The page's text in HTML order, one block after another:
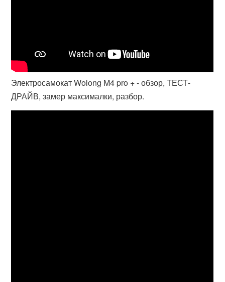
Электросамокат Wolong M4 pro + - обзор, ТЕСТ-
ДРАЙВ, замер максималки, разбор.